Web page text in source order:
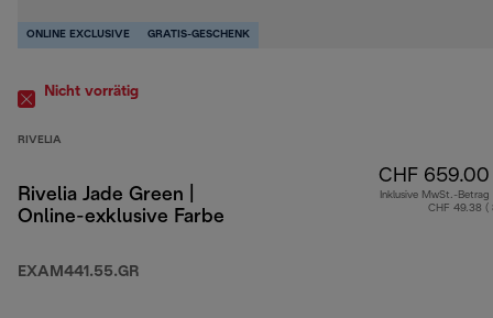
ONLINE EXCLUSIVE GRATIS-GESCHENK
Nicht vorrätig
RIVELIA
Rivelia Jade Green |
Online-exklusive Farbe
EXAM441.55.GR
CHF 659.00
Inklusive MwSt.-Betrag
CHF 49.38 (